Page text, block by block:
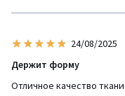
24/08/2025
Держит форму
Отличное качество